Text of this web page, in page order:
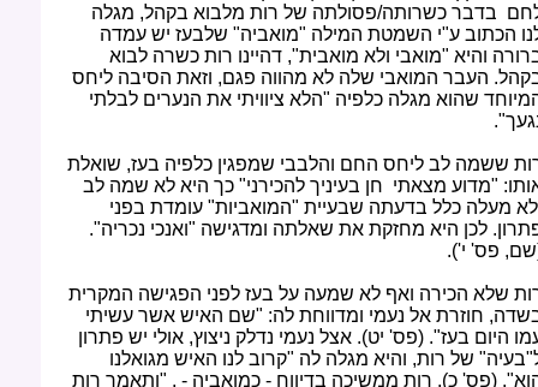
בדבר כשרותה/פסולתה של רות מלבוא בקהל, מגלה
הכתוב ע"י השמטת המילה "מואביה" שלבעז יש עמדה
והיא "מואבי ולא מואבית", דהיינו רות כשרה לבוא
העבר המואבי שלה לא מהווה פגם, וזאת הסיבה ליחס
שהוא מגלה כלפיה "הלא ציוויתי את הנערים לבלתי
ששמה לב ליחס החם והלבבי שמפגין כלפיה בעז, שואלת
"מדוע מצאתי חן בעיניך להכירני" כך היא לא שמה לב
מעלה כלל בדעתה שבעיית "המואביות" עומדת בפני
לכן היא מחזקת את שאלתה ומדגישה "ואנכי נכריה".
פס' י').
שלא הכירה ואף לא שמעה על בעז לפני הפגישה המקרית
חוזרת אל נעמי ומדווחת לה: "שם האיש אשר עשיתי
היום בעז". (פס' יט). אצל נעמי נדלק ניצוץ, אולי יש פתרון
של רות, והיא מגלה לה "קרוב לנו האיש מגואלנו
(פס' כ). רות ממשיכה בדיווח - כמואביה - , "ותאמר רות